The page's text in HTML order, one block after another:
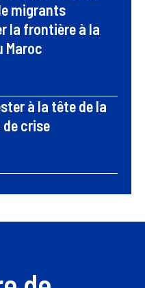
migrants
la frontière à la
Maroc
à la tête de la
de crise